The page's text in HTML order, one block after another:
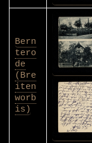
Bern
tero
de
(Bre
iten
worb
is)